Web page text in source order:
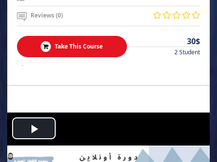
Reviews (0)
Take This Course 30$
2 Student
.
Play